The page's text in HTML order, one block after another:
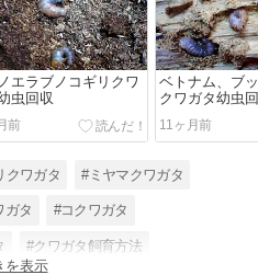
エラブノコギリクワ
虫回収
前
ベトナム、ブ
クワガタ幼虫
11ヶ月前
クワガタ #ミヤマクワガタ
ガタ #コクワガタ
#クワガタ飼育方法
を表示